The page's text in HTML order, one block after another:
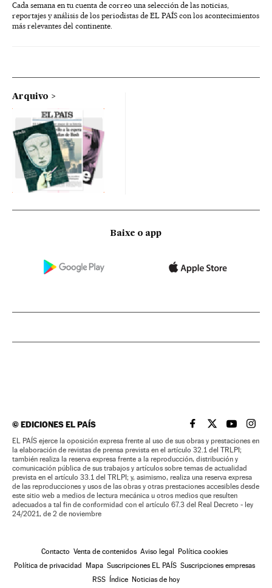
Cada semana en tu cuenta de correo una selección de las noticias,
reportajes y análisis de los periodistas de EL PAÍS con los acontecimientos
más relevantes del continente.
Arquivo
Baixe o app
©EDICIONES EL PAÍS EL PAÍS BRASIL EN
EL PAÍSEL PAÍS
EL
EL PAÍS ejerce la oposición expresa frente al uso de sus obras y prestaciones en
la elaboración de revistas de prensa prevista en el artículo 32.1 del TRLPI;
también realiza la reserva expresa frente a la reproducción, distribución y
comunicación pública de sus trabajos y artículos sobre temas de actualidad
prevista en el artículo 33.1 del TRLPI; y, asimismo, realiza una reserva expresa
de las reproducciones y usos de las obras y otras prestaciones accesibles desde
este sitio web a medios de lectura mecánica u otros medios que resulten
adecuados a tal fin de conformidad con el artículo 67.3 del Real Decreto - ley
24/2021, de 2 de noviembre
Contacto Venta de contenidos Aviso legal Política cookies
Política de privacidad Mapa Suscripciones EL PAÍS Suscripciones empresas
RSS Índice Noticias de hoy